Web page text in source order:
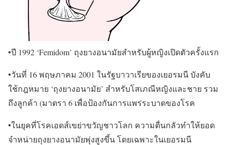
•ปี 1992 ‘Femidom’ ถุงยางอนามัยสำหรับผู้หญิงเปิดตัวครั้งแรก
•วันที่ 16 พฤษภาคม 2001 ในรัฐบาวาเรียของเยอรมนี บังคับ
ใช้กฎหมาย ‘ถุงยางอนามัย’ สำหรับโสเภณีหญิงและชาย รวม
ถึงลูกค้า (มาตรา 6 เพื่อป้องกันการแพร่ระบาดของโรค
•ในยุคที่โรคเอดส์เขย่าขวัญชาวโลก ความตื่นกลัวทำให้ยอด
จำหน่ายถุงยางอนามัยพุ่งสูงขึ้น โดยเฉพาะในเยอรมนี